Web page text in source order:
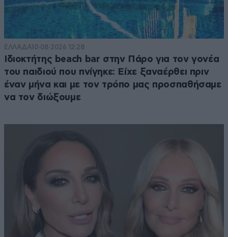
ΕΛΛΑΔΑ10·08·2026 12:28
Ιδιοκτήτης beach bar στην Πάρο για τον γονέα
του παιδιού που πνίγηκε: Είχε ξαναέρθει πριν
έναν μήνα και με τον τρόπο μας προσπαθήσαμε
να τον διώξουμε